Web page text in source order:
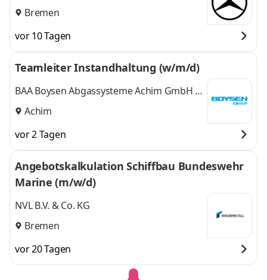
Bremen
vor 10 Tagen
Teamleiter Instandhaltung (w/m/d)
BAA Boysen Abgassysteme Achim GmbH &
Co. KG
Achim
vor 2 Tagen
Angebotskalkulation Schiffbau Bundeswehr
Marine (m/w/d)
NVL B.V. & Co. KG
Bremen
vor 20 Tagen